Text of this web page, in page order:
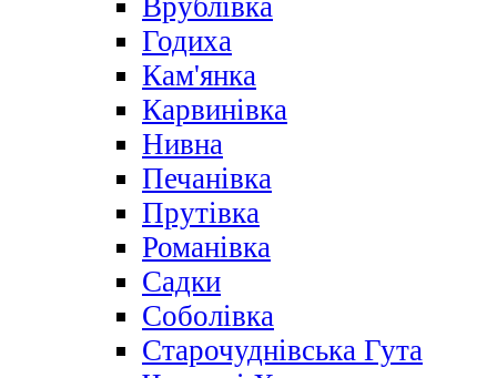
Врублівка
Годиха
Кам'янка
Карвинівка
Нивна
Печанівка
Прутівка
Романівка
Садки
Соболівка
Старочуднівська Гута